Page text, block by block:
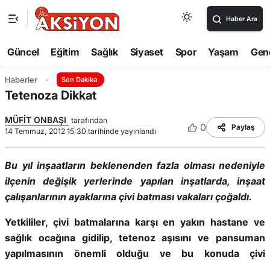
Haber Ara
Güncel Eğitim Sağlık Siyaset Spor Yaşam
Haberler Son Dakika
Tetenoza Dikkat
MÜFİT ONBAŞI tarafından
14 Temmuz, 2012 15:30 tarihinde yayınlandı
0 Paylaş
Bu yıl inşaatların beklenenden fazla olması nedeniyle
ilçenin değişik yerlerinde yapılan inşatlarda, inşaat
çalışanlarının ayaklarına çivi batması vakaları çoğaldı.
Yetkililer, çivi batmalarına karşı en yakın hastane ve
sağlık ocağına gidilip, tetenoz aşısını ve pansuman
yapılmasının önemli olduğu ve bu konuda çivi